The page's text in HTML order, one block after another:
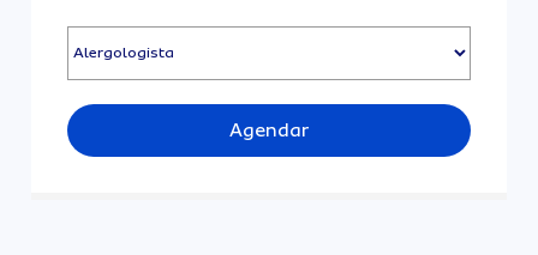
Agendar